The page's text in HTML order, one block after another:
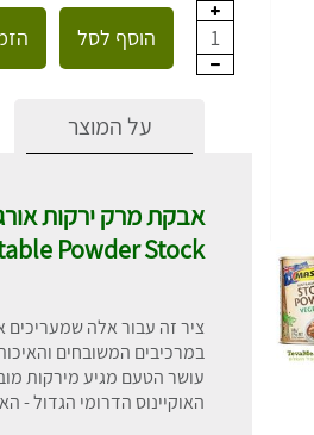
1 הוסף לסל
על המוצר
אבקת מרק ירקות
Powder Stock
ציר זה עבור אלה
במרכיבים המשובחים
עושר הטעם מגיע מירקות
האוקיינוס הדרומי הגדול -